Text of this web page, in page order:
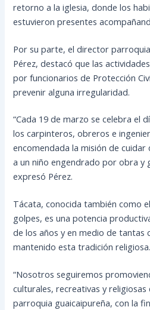
retorno a la iglesia, donde los
estuvieron presentes
Por su parte, el director
Pérez, destacó que las
por funcionarios de Protección
prevenir alguna irregularidad.
“Cada 19 de marzo se celebra el
los carpinteros, obreros e
encomendada la misión de cuidar
a un niño engendrado por obra y
expresó Pérez.
Tácata, conocida también como
golpes, es una potencia
de los años y en medio de tantas
mantenido esta tradición religiosa.
“Nosotros seguiremos
culturales, recreativas y
parroquia guaicaipureña, con la